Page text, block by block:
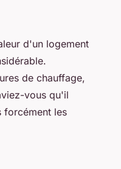
d'un logement
de chauffage,
vous qu'il
forcément les